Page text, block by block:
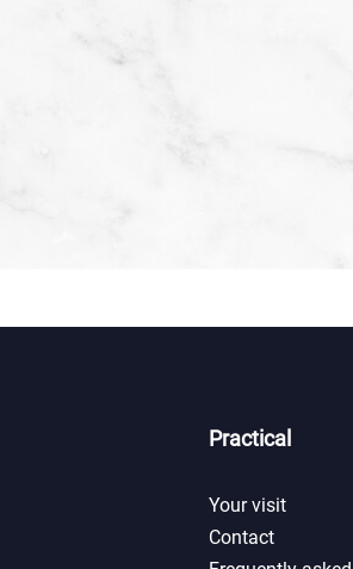
Practical
Your visit
Contact